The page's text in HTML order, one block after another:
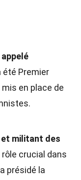
été Premier
en place de
et militant des
rôle crucial dans
présidé la